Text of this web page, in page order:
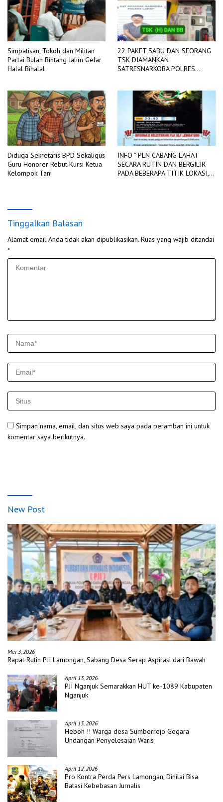
Simpatisan, Tokoh dan Militan
Partai Bulan Bintang Jatim Gelar
Halal Bihalal
22 PAKET SABU DAN SEORANG
TSK DIAMANKAN
SATRESNARKOBA POLRES
Diduga Sekretaris BPD Sekaligus
Guru Honorer Rebut Kursi Ketua
Kelompok Tani
INFO ” PLN CABANG LAHAT
SECARA RUTIN DAN BERGILIR
PADA BEBERAPA TITIK LOKASI,
Tinggalkan Balasan
Alamat email Anda tidak akan dipublikasikan. Ruas yang wajib ditandai
*
Simpan nama, email, dan situs web saya pada peramban ini untuk
komentar saya berikutnya.
New Post
Mei 3, 2026
Rapat Rutin PJI Lamongan, Sabang Desa Serap Aspirasi dari Bawah
April 13, 2026
PJI Nganjuk Semarakkan HUT ke-1089 Kabupaten
Nganjuk
April 13, 2026
Heboh !! Warga desa Sumberrejo Gegara
Undangan Penyelesaian Waris
April 12, 2026
Pro Kontra Perda Pers Lamongan, Dinilai Bisa
Batasi Kebebasan Jurnalis